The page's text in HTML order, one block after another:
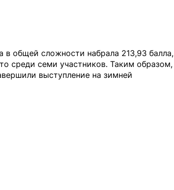
в общей сложности набрала 213,93 балла,
среди семи участников. Таким образом,
выступление на зимней